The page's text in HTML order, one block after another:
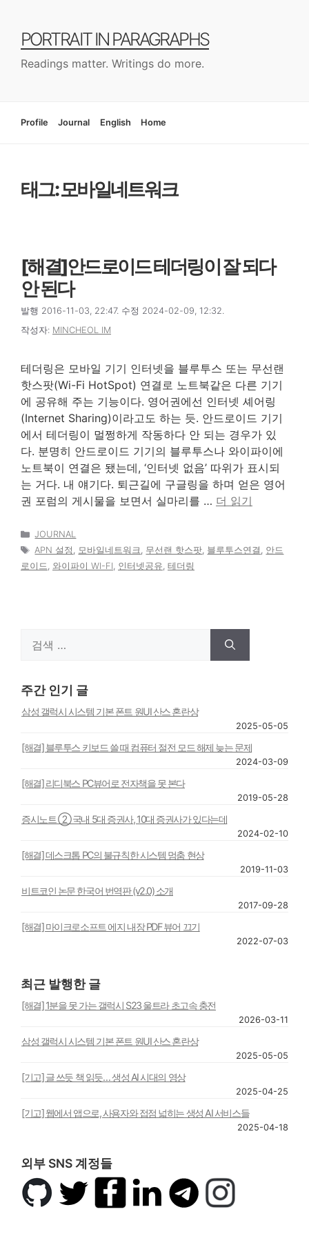
PORTRAIT IN PARAGRAPHS
Readings matter. Writings do more.
Profile Journal English Home
태그: 모바일네트워크
[해결]안드로이드 테더링이 잘 되다
안 된다
발행 2016-11-03, 22:47. 수정 2024-02-09, 12:32.
작성자: MINCHEOL IM
테더링은 모바일 기기 인터넷을 블루투스 또는 무선랜
핫스팟(Wi-Fi HotSpot) 연결로 노트북같은 다른 기기
에 공유해 주는 기능이다. 영어권에선 인터넷 셰어링
(Internet Sharing)이라고도 하는 듯. 안드로이드 기기
에서 테더링이 멀쩡하게 작동하다 안 되는 경우가 있
다. 분명히 안드로이드 기기의 블루투스나 와이파이에
노트북이 연결은 됐는데, ‘인터넷 없음’ 따위가 표시되
는 거다. 내 얘기다. 퇴근길에 구글링을 하며 얻은 영어
권 포럼의 게시물을 보면서 실마리를 … 더 읽기
카
테
리
JOURNAL
태
그
APN 설정 , 모바일네트워크, 무선랜 핫스팟, 블루투스연결 , 안드
로이드, 와이파이 WI-FI, 인터넷공유, 테더링
주간 인기 글
삼성 갤럭시 시스템 기본 폰트 원UI 산스 혼란상
2025-05-05
[해결] 블루투스 키보드 쓸 때 컴퓨터 절전 모드 해제 늦는 문제
2024-03-09
[해결] 리디북스 PC뷰어로 전자책을 못 본다
2019-05-28
증시노트 ② 국내 5대 증권사, 10대 증권사가 있다는데
2024-02-10
[해결] 데스크톱 PC의 불규칙한 시스템 멈춤 현상
2019-11-03
비트코인 논문 한국어 번역판 (v2.0) 소개
2017-09-28
[해결] 마이크로소프트 에지 내장 PDF 뷰어 끄기
2022-07-03
최근 발행한 글
[해결] 1분을 못 가는 갤럭시 S23 울트라 초고속 충전
2026-03-11
삼성 갤럭시 시스템 기본 폰트 원UI 산스 혼란상
2025-05-05
[기고] 글 쓰듯 책 읽듯… 생성 AI 시대의 영상
2025-04-25
[기고] 웹에서 앱으로, 사용자와 접점 넓히는 생성 AI 서비스들
2025-04-18
외부 SNS 계정들
깃
허
트
위
페
링
텔
레
인
스